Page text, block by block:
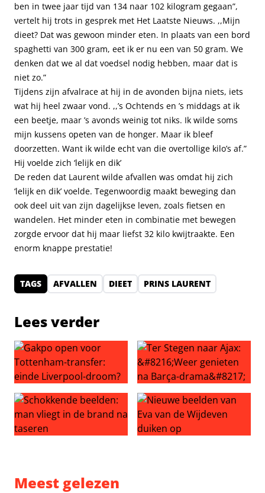
ben in twee jaar tijd van 134 naar 102 kilogram gegaan”,
vertelt hij trots in gesprek met Het Laatste Nieuws. ,,Mijn
dieet? Dat was gewoon minder eten. In plaats van een bord
spaghetti van 300 gram, eet ik er nu een van 50 gram. We
denken dat we al dat voedsel nodig hebben, maar dat is
niet zo.”
Tijdens zijn afvalrace at hij in de avonden bijna niets, iets
wat hij heel zwaar vond. ,,’s Ochtends en ’s middags at ik
een beetje, maar ’s avonds weinig tot niks. Ik wilde soms
mijn kussens opeten van de honger. Maar ik bleef
doorzetten. Want ik wilde echt van die overtollige kilo’s af.”
Hij voelde zich ‘lelijk en dik’
De reden dat Laurent wilde afvallen was omdat hij zich
‘lelijk en dik’ voelde. Tegenwoordig maakt beweging dan
ook deel uit van zijn dagelijkse leven, zoals fietsen en
wandelen. Het minder eten in combinatie met bewegen
zorgde ervoor dat hij maar liefst 32 kilo kwijtraakte. Een
enorm knappe prestatie!
TAGS AFVALLEN DIEET PRINS LAURENT
Lees verder
Gakpo open voor Tottenham-transfer: einde Liverpool-
Ter Stegen naar Ajax:
Meest gelezen